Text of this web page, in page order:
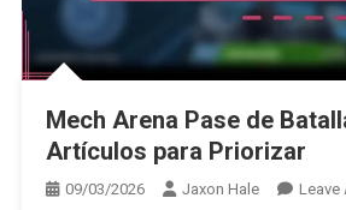
Mech Arena Pase de
Artículos para Priorizar
09/03/2026 Jaxon Hale Leave